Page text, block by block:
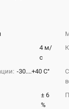
4 м/
с
-30....+40 С°
± 6
%